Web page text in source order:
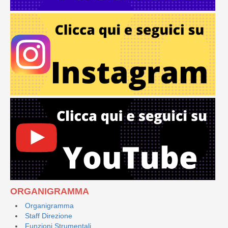
ORGANIGRAMMA
Organigramma
Staff Direzione
Funzioni Strumentali